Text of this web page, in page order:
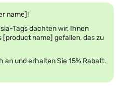
name]!
Tags dachten wir, Ihnen
[product name] gefallen, das zu
an und erhalten Sie 15% Rabatt.